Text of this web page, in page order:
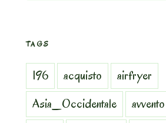
TAGS
196 acquisto
airfryer
Asia_Occidentale
avvento